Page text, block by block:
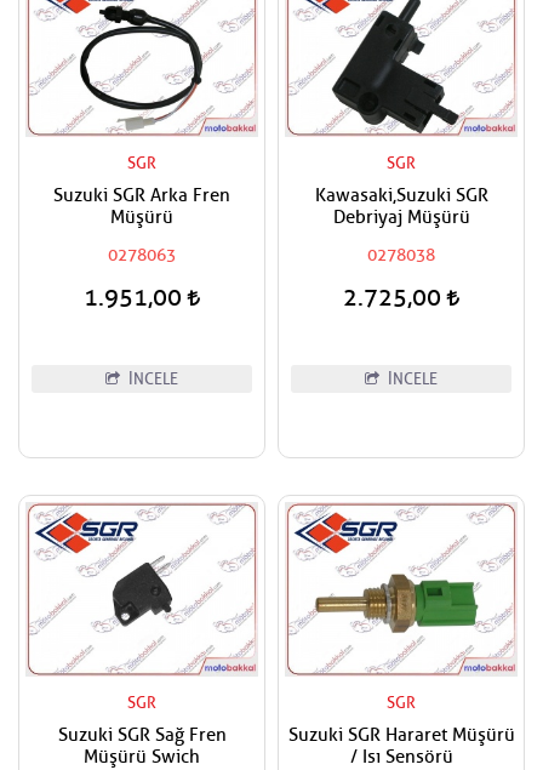
SGR
Suzuki SGR Arka Fren
Müşürü
0278063
1.951,00
İNCELE
SGR
Kawasaki,Suzuki SGR
Debriyaj Müşürü
0278038
2.725,00
İNCELE
SGR
Suzuki SGR Sağ Fren
Müşürü Swich
SGR
Suzuki SGR Hararet Müşürü
/ Isı Sensörü